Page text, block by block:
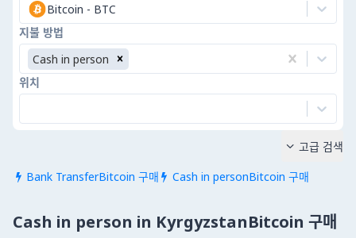
Bitcoin - BTC
지불 방법
Cash in person
위치
 Bank TransferBitcoin 구매  Cash in personBitcoin 구매
 고급 검색
Cash in person in KyrgyzstanBitcoin 구매